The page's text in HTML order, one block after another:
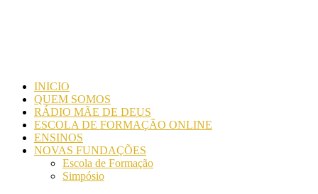
INICIO
QUEM SOMOS
RÁDIO MÃE DE DEUS
ESCOLA DE FORMAÇÃO ONLINE
ENSINOS
NOVAS FUNDAÇÕES
Escola de Formação
Simpósio